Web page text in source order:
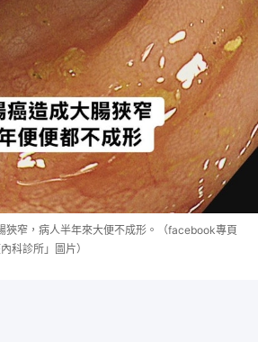
狹窄，病人半年來大便不成形。（facebook專頁
科診所」圖片）